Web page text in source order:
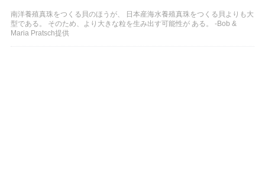
南洋養殖真珠をつくる貝のほうが、 日本産海水養殖真珠をつくる貝よりも大
型である。 そのため、より大きな粒を生み出す可能性が ある。 -Bob &
Maria Pratsch提供